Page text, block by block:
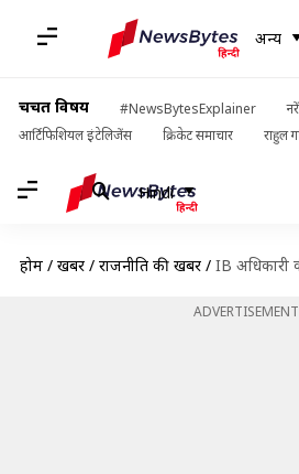
अन्य
चर्चित विषय #NewsBytesExplainer
आर्टिफिशियल इंटेलिजेंस
क्रिकेट समाचार राहुल
Hindi
होम / खबरें / राजनीति की खबरें / IB अधिकारी की
ADVERTISEMENT